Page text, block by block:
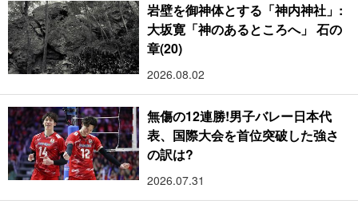
岩壁を御神体とする「神内神社」:
大坂寛「神のあるところへ」 石の
章(20)
2026.08.02
無傷の12連勝!男子バレー日本代
表、国際大会を首位突破した強さ
の訳は?
2026.07.31